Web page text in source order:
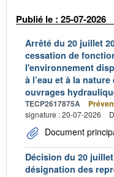
Publié le : 25-07-2026
Arrêté du 20 juillet
cessation de
l'environnement
à l’eau et à la
ouvrages
TECP2617875A
signature : 20-07-2026
Document
Décision du 20
désignation des